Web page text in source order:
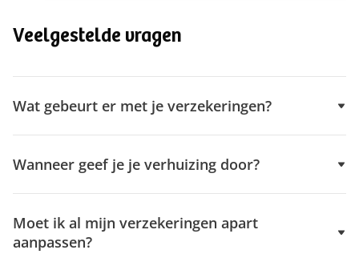
Veelgestelde vragen
Wat gebeurt er met je verzekeringen?
Wanneer geef je je verhuizing door?
Moet ik al mijn verzekeringen apart
aanpassen?